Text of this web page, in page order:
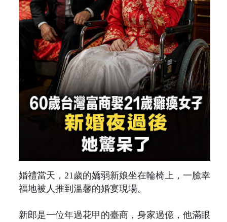
婚禮當天，21歲的嬌弱新娘坐在輪椅上，一臉幸
福地被人推到溫馨的婚宴現場。
新郎是一位年過花甲的臺商，身家過億，他滿眼